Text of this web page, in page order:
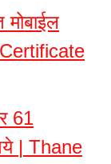
61
| Thane